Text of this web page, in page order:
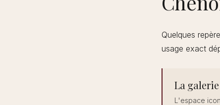
Quelques
usage exact
La
L'espace